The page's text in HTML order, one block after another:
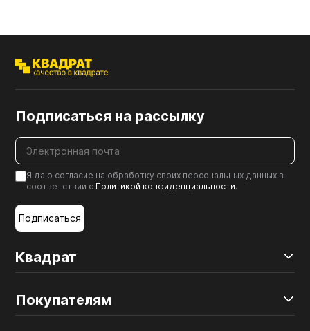
Квадрат
Покупателям
Подписаться на рассылку
Я даю согласие на обработку своих персональных данных в
соответствии с Политикой конфиденциальности.
Подписаться